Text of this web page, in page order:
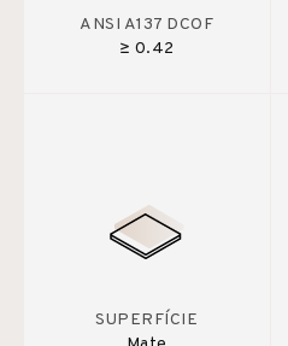
ANSI A137 DCOF
≥ 0.42
SUPERFÍCIE